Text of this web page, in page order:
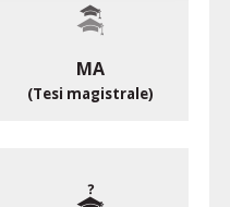
MA
(Tesi magistrale)